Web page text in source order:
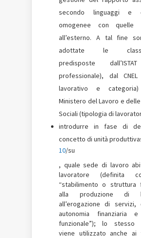
secondo linguaggi e
omogenee con quelle
all’esterno. A tal fine
adottate le
predisposte
professionale), dal
lavorativo e
Ministero del Lavoro e
Sociali (tipologia di
introdurre in fase di
concetto di unità
10/su
, quale sede di lavoro
lavoratore (definita
“stabilimento o struttura
alla produzione di
all’erogazione di
autonomia finanziaria
funzionale”); lo stesso
viene utilizzato anche ai